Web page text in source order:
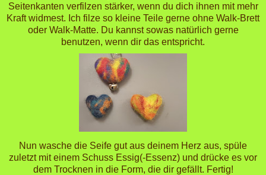
Seitenkanten verfilzen stärker, wenn du dich ihnen mit mehr
Kraft widmest. Ich filze so kleine Teile gerne ohne Walk-Brett
oder Walk-Matte. Du kannst sowas natürlich gerne
benutzen, wenn dir das entspricht.
Nun wasche die Seife gut aus deinem Herz aus, spüle
zuletzt mit einem Schuss Essig(-Essenz) und drücke es vor
dem Trocknen in die Form, die dir gefällt. Fertig!